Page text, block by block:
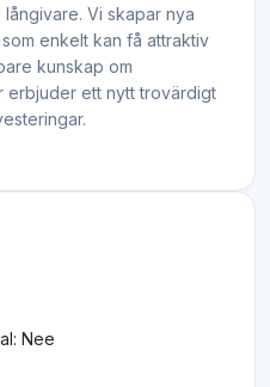
Vi skapar nya
enkelt kan få attraktiv
kunskap om
erbjuder ett nytt trovärdigt
Nee